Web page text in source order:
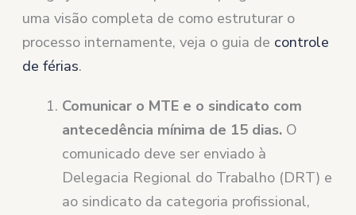
uma visão completa de como estruturar o
processo internamente, veja o guia de controle
de férias.
Comunicar o MTE e o sindicato com
antecedência mínima de 15 dias. O
comunicado deve ser enviado à
Delegacia Regional do Trabalho (DRT) e
ao sindicato da categoria profissional,